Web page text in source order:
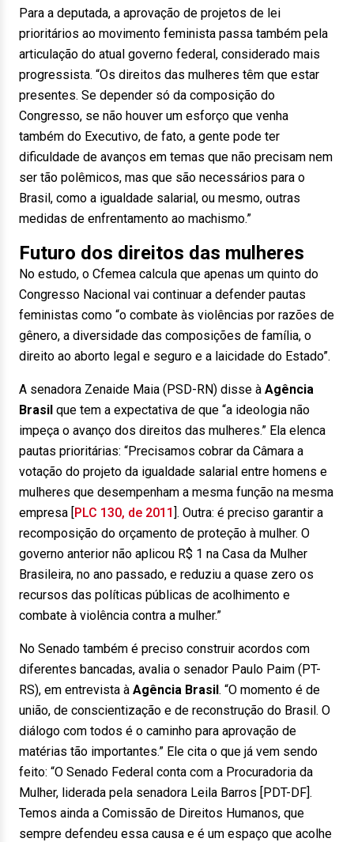
Para a deputada, a aprovação de projetos de lei
prioritários ao movimento feminista passa também pela
articulação do atual governo federal, considerado mais
progressista. “Os direitos das mulheres têm que estar
presentes. Se depender só da composição do
Congresso, se não houver um esforço que venha
também do Executivo, de fato, a gente pode ter
dificuldade de avanços em temas que não precisam nem
ser tão polêmicos, mas que são necessários para o
Brasil, como a igualdade salarial, ou mesmo, outras
medidas de enfrentamento ao machismo.”
Futuro dos direitos das mulheres
No estudo, o Cfemea calcula que apenas um quinto do
Congresso Nacional vai continuar a defender pautas
feministas como “o combate às violências por razões de
gênero, a diversidade das composições de família, o
direito ao aborto legal e seguro e a laicidade do Estado”.
A senadora Zenaide Maia (PSD-RN) disse à Agência
Brasil que tem a expectativa de que “a ideologia não
impeça o avanço dos direitos das mulheres.” Ela elenca
pautas prioritárias: “Precisamos cobrar da Câmara a
votação do projeto da igualdade salarial entre homens e
mulheres que desempenham a mesma função na mesma
empresa [PLC 130, de 2011]. Outra: é preciso garantir a
recomposição do orçamento de proteção à mulher. O
governo anterior não aplicou R$ 1 na Casa da Mulher
Brasileira, no ano passado, e reduziu a quase zero os
recursos das políticas públicas de acolhimento e
combate à violência contra a mulher.”
No Senado também é preciso construir acordos com
diferentes bancadas, avalia o senador Paulo Paim (PT-
RS), em entrevista à Agência Brasil. “O momento é de
união, de conscientização e de reconstrução do Brasil. O
diálogo com todos é o caminho para aprovação de
matérias tão importantes.” Ele cita o que já vem sendo
feito: “O Senado Federal conta com a Procuradoria da
Mulher, liderada pela senadora Leila Barros [PDT-DF].
Temos ainda a Comissão de Direitos Humanos, que
sempre defendeu essa causa e é um espaço que acolhe